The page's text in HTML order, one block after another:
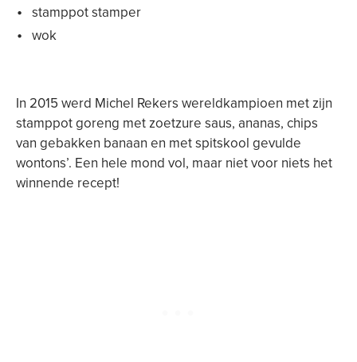
stamppot stamper
wok
In 2015 werd Michel Rekers wereldkampioen met zijn
stamppot goreng met zoetzure saus, ananas, chips
van gebakken banaan en met spitskool gevulde
wontons’. Een hele mond vol, maar niet voor niets het
winnende recept!